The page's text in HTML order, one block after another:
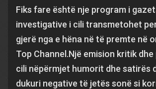
Fiks fare është nje program i
investigative i cili transmetohet
gjerë nga e hëna në të premte në
Top Channel.Një emision kritik
cili nëpërmjet humorit dhe satirës
dukuri negative të jetës sonë si